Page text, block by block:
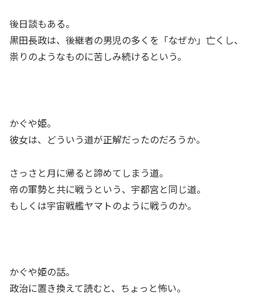
後日談もある。
黒田長政は、後継者の男児の多くを「なぜか」亡くし、
祟りのようなものに苦しみ続けるという。
かぐや姫。
彼女は、どういう道が正解だったのだろうか。
さっさと月に帰ると諦めてしまう道。
帝の軍勢と共に戦うという、宇都宮と同じ道。
もしくは宇宙戦艦ヤマトのように戦うのか。
かぐや姫の話。
政治に置き換えて読むと、ちょっと怖い。